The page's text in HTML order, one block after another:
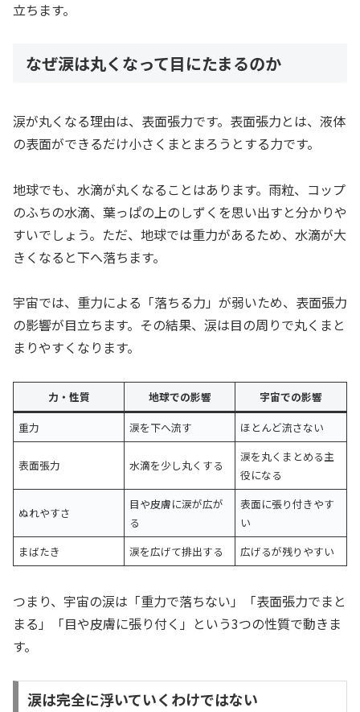
立ちます。
なぜ涙は丸くなって目にたまるのか
涙が丸くなる理由は、表面張力です。表面張力とは、液体
の表面ができるだけ小さくまとまろうとする力です。
地球でも、水滴が丸くなることはあります。雨粒、コップ
のふちの水滴、葉っぱの上のしずくを思い出すと分かりや
すいでしょう。ただ、地球では重力があるため、水滴が大
きくなると下へ落ちます。
宇宙では、重力による「落ちる力」が弱いため、表面張力
の影響が目立ちます。その結果、涙は目の周りで丸くまと
まりやすくなります。
力・性質 地球での影響
宇宙での影響
重力
涙を下へ流す ほとんど流さない
表面張力 水滴を少し丸くする
涙を丸くまとめる主
役になる
ぬれやすさ
目や皮膚に涙が広が
る
表面に張り付きやす
い
まばたき
涙を広げて排出する 広げるが残りやすい
つまり、宇宙の涙は「重力で落ちない」「表面張力でまと
まる」「目や皮膚に張り付く」という3つの性質で動きま
す。
涙は完全に浮いていくわけではない